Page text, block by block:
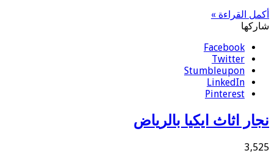
أكمل القراءة »
شاركها
Facebook
Twitter
Stumbleupon
LinkedIn
Pinterest
نجار اثاث ايكيا بالرياض
3,525